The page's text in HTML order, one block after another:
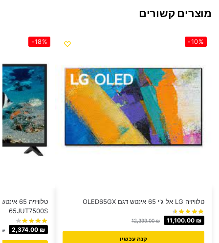
מוצרים קשורים
-10%
טלוויזיה LG אל ג'י 65 אינטש דגם OLED65GX
12,399.00₪ 11,100.00 ₪
קנה עכשיו
-18%
65JUT7500S
₪ 2,374.00 ₪